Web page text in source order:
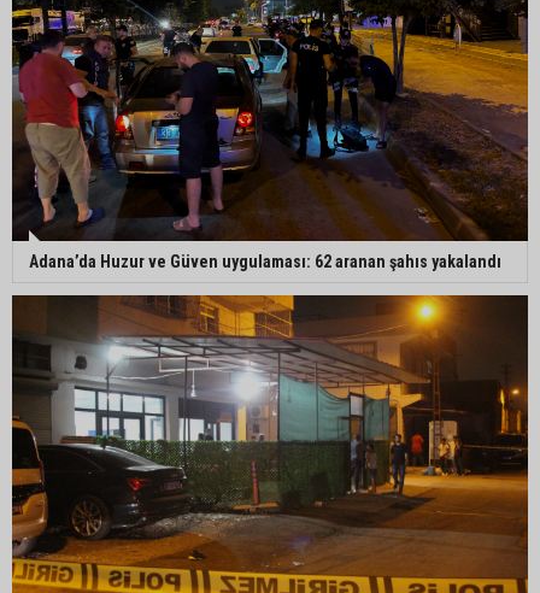
Adana’da Huzur ve Güven uygulaması: 62 aranan şahıs yakalandı